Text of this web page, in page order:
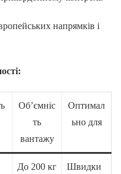
напрямків і
Об’ємніс
ть
вантажу
Оптимал
ьно для
До 200 кг
Швидки